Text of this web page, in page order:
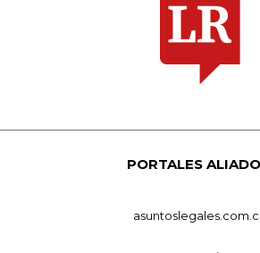
PORTALES